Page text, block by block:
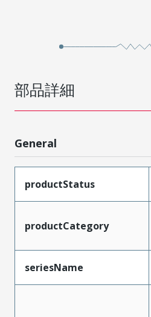
部品詳細
General
productStatus
productCategory
seriesName